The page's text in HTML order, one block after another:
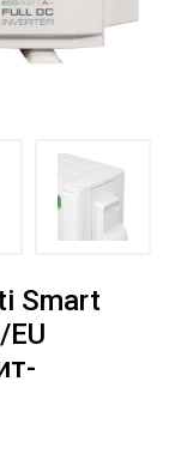
Smart